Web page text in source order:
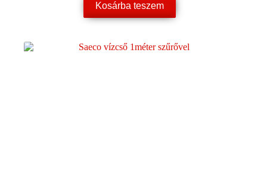
Kosárba teszem